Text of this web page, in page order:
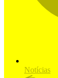
Notícias